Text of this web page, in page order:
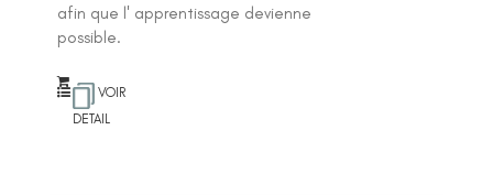
afin que l' apprentissage devienne
possible.
VOIR
DETAIL